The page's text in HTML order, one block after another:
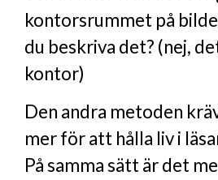
kontorsrummet på
du beskriva det? (nej,
kontor)
Den andra metoden
mer för att hålla liv i
På samma sätt är det